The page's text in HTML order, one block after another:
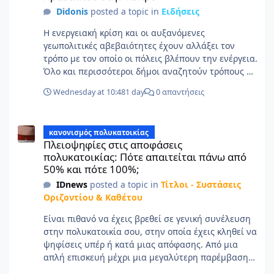
Didonisposted a topic in Ειδήσεις
Η ενεργειακή κρίση και οι αυξανόμενες
γεωπολιτικές αβεβαιότητες έχουν αλλάξει τον
τρόπο με τον οποίο οι πόλεις βλέπουν την ενέργεια.
Όλο και περισσότεροι δήμοι αναζητούν τρόπους να
πηγές ενέργειας και να αξιοποιήσουν το τοπικό
Δήμος Αραδίππου στην Κύπρο αποτελεί ένα
χαρακτηριστικό παράδειγμα. Με περίπου 23.000
κατοίκους, έχει ήδη κάνει σημαντικά βήματα προς
την ενεργειακή ανεξαρτησία, αξιοποιώντας το
υψηλό ηλιακό δυναμικό της περιοχής. Πριν από
έναν χρόνο, έγινε ο πρώτος δήμος στη χώρα που
κατάφερε να καλύπτει τις ανάγκες ηλεκτροδότησης
των δημοτικών κτιρίων και του οδοφωτισμού από
ανανεώσιμη ενέργεια μέσω ενός δημοτικού
φωτοβολταϊκού πάρκου. Σήμερα, ο Δήμος
Αραδίππου προχωρά στο επόμενο στάδιο,
επενδύοντας σε ένα δεύτερο φωτοβολταϊκό πάρκο.
Wednesday at 10:481 day 0 απαντήσεις
κανονισμός πολυκατοικίας
Πλειοψηφίες στις αποφάσεις
πολυκατοικίας: Πότε απαιτείται πάνω από
50% και πότε 100%;
IDnewsposted a topic in Τίτλοι - Συστάσεις
Οριζοντίου & Καθέτου
Είναι πιθανό να έχεις βρεθεί σε γενική συνέλευση
στην πολυκατοικία σου, στην οποία έχεις κληθεί να
ψηφίσεις υπέρ ή κατά μιας απόφασης. Από μια
απλή επισκευή μέχρι μια μεγαλύτερη παρέμβαση